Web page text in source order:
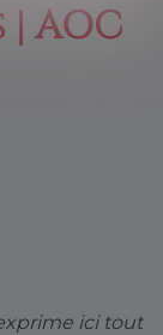
AOC
ici tout